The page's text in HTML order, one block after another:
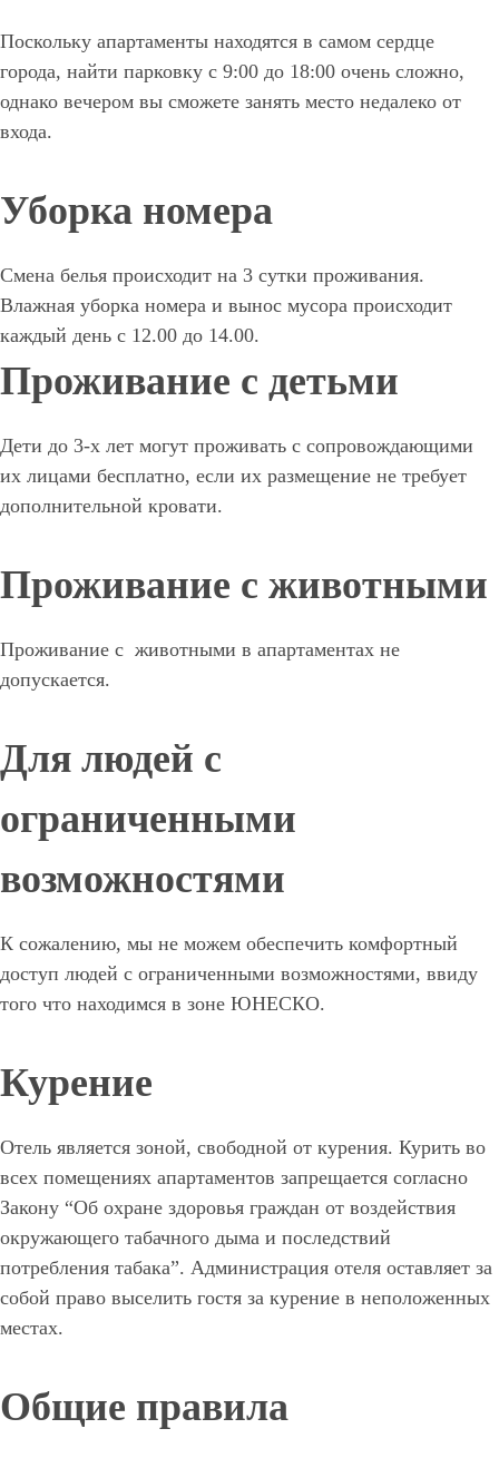
Поскольку апартаменты находятся в самом сердце
города, найти парковку с 9:00 до 18:00 очень сложно,
однако вечером вы сможете занять место недалеко от
входа.
Уборка номера
Смена белья происходит на 3 сутки проживания.
Влажная уборка номера и вынос мусора происходит
каждый день с 12.00 до 14.00.
Проживание с детьми
Дети до 3-х лет могут проживать с сопровождающими
их лицами бесплатно, если их размещение не требует
дополнительной кровати.
Проживание с животными
Проживание с животными в апартаментах не
допускается.
Для людей с
ограниченными
возможностями
К сожалению, мы не можем обеспечить комфортный
доступ людей с ограниченными возможностями, ввиду
того что находимся в зоне ЮНЕСКО.
Курение
Отель является зоной, свободной от курения. Курить во
всех помещениях апартаментов запрещается согласно
Закону “Об охране здоровья граждан от воздействия
окружающего табачного дыма и последствий
потребления табака”. Администрация отеля оставляет за
собой право выселить гостя за курение в неположенных
местах.
Общие правила